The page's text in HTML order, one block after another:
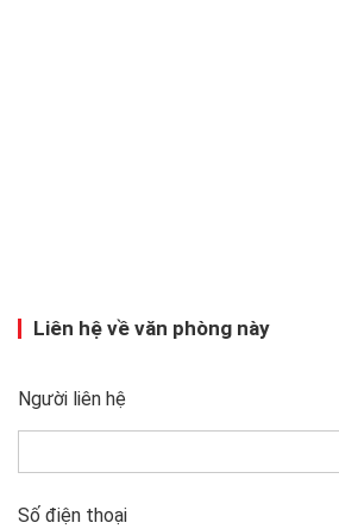
Liên hệ về văn phòng này
Người liên hệ
Số điện thoại